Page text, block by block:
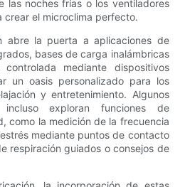
las noches frías o los ventiladores
crear el microclima perfecto.
abre la puerta a aplicaciones de
bases de carga inalámbricas
mediante dispositivos
un oasis personalizado para los
y entretenimiento. Algunos
incluso exploran funciones de
como la medición de la frecuencia
mediante puntos de contacto
respiración guiados o consejos de